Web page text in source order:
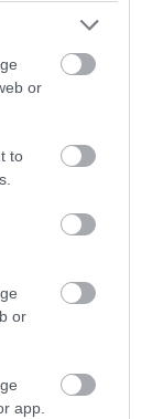
or
to
or
app.
υγεία